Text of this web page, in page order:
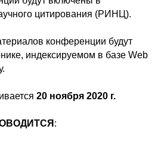
цитирования (РИНЦ).
конференции будут
индексируемом в базе Web
20 ноября 2020 г.
: